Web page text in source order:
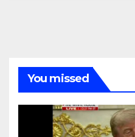
You missed